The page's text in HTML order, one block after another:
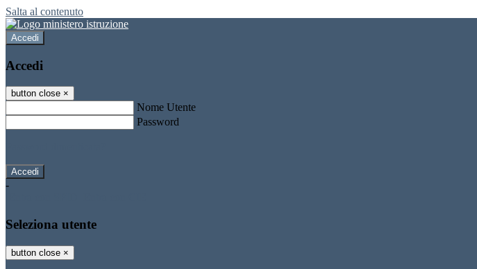
Salta al contenuto
Accedi
Accedi
button close ×
Nome Utente
Password
-
Seleziona utente
button close ×